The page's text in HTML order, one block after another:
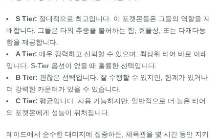
S Tier: 절대적으로 최고입니다. 이 포켓몬들은 그들의 역할을 지
배합니다. 그들은 타의 추종을 불허하는 힘, 효율성, 또는 다재다능
함을 제공합니다.
A Tier: 매우 강력하고 신뢰할 수 있으며, 최상위 티어 바로 아래
입니다. S-Tier 옵션이 없을 때 훌륭한 선택입니다.
B Tier: 괜찮은 선택입니다. 잘 수행할 수 있지만, 한계가 있거나
더 강력한 카운터가 있을 수 있습니다.
C Tier: 평균입니다. 사용 가능하지만, 일반적으로 더 높은 티어
의 포켓몬에게 성능이 뒤처집니다.
레이드에서 순수한 대미지에 집중하든, 체육관을 몇 시간 동안 지키